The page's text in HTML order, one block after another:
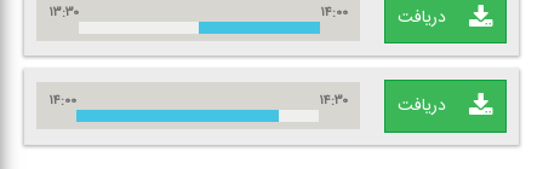
دریافت ۱۳:۳۰ ۱۴:۰۰
دریافت ۱۴:۰۰ ۱۴:۳۰